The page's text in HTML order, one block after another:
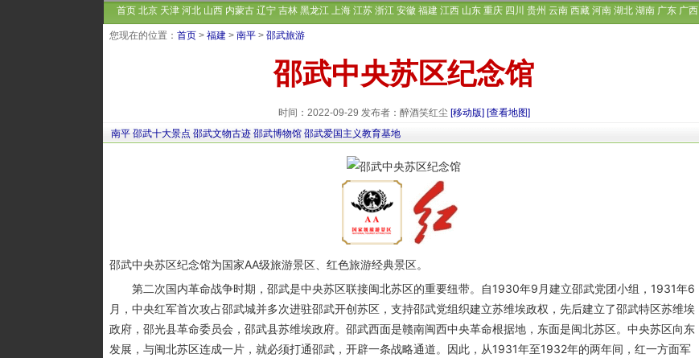
首页 北京 天津 河北 山西 内蒙古 辽宁 吉林 黑龙江 上海 江苏 浙江 安徽 福建 江西 山东 重庆 四川 贵州 云南 西藏 河南 湖北 湖南 广东 广西
您现在的位置： 首页 > 福建 > 南平 > 邵武旅游
邵武中央苏区纪念馆
时间：2022-09-29 发布者：醉酒笑红尘 [移动版] [查看地图]
南平 邵武十大景点 邵武文物古迹 邵武博物馆 邵武爱国主义教育基地
邵武中央苏区纪念馆为国家AA级旅游景区、红色旅游经典景区。
第二次国内革命战争时期，邵武是中央苏区联接闽北苏区的重要纽带。自1930年9月建立邵武党团小组，1931年6
月，中央红军首次攻占邵武城并多次进驻邵武开创苏区，支持邵武党组织建立苏维埃政权，先后建立了邵武特区苏维埃
政府，邵光县革命委员会，邵武县苏维埃政府。邵武西面是赣南闽西中央革命根据地，东面是闽北苏区。中央苏区向东
发展，与闽北苏区连成一片，就必须打通邵武，开辟一条战略通道。因此，从1931年至1932年的两年间，红一方面军